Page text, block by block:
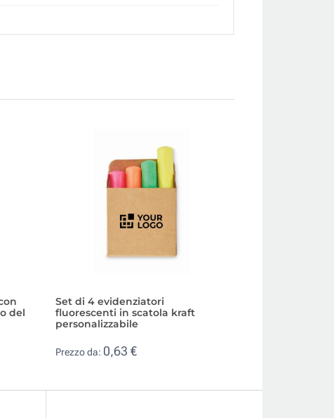
del
Set di 4 evidenziatori
fluorescenti in scatola kraft
personalizzabile
Prezzo da: 0,63 €